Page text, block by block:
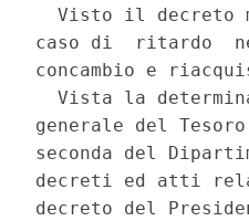
Visto il decreto
caso di  ritardo
concambio e
Vista la
generale del
seconda del
decreti ed atti
decreto del